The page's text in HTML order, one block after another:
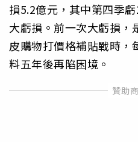
損5.2億元，其中第四季
大虧損。前一次大虧損，
皮購物打價格補貼戰時，
料五年後再陷困境。